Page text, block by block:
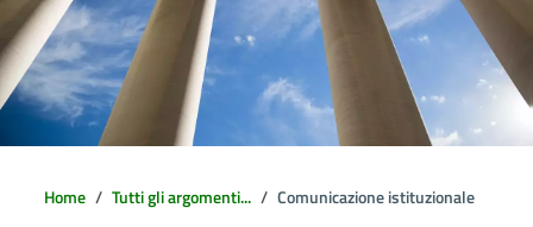
Home Tutti gli argomenti... Comunicazione istituzionale